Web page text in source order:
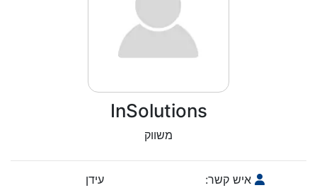
InSolutions
משווק
איש קשר:
עידן